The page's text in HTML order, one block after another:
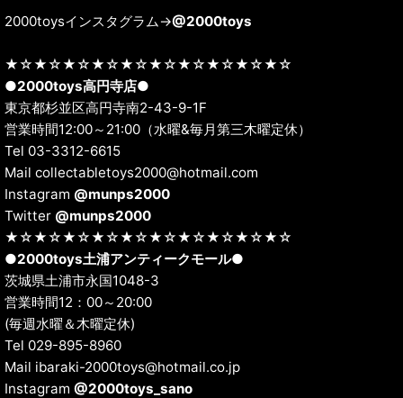
2000toysインスタグラム→@2000toys
★☆★☆★☆★☆★☆★☆★☆★☆★☆★☆
●2000toys高円寺店●
東京都杉並区高円寺南2-43-9-1F
営業時間12:00～21:00（水曜&毎月第三木曜定休）
Tel 03-3312-6615
Mail collectabletoys2000@hotmail.com
Instagram @munps2000
Twitter @munps2000
★☆★☆★☆★☆★☆★☆★☆★☆★☆★☆
●2000toys土浦アンティークモール●
茨城県土浦市永国1048-3
営業時間12：00～20:00
(毎週水曜＆木曜定休)
Tel 029-895-8960
Mail ibaraki-2000toys@hotmail.co.jp
Instagram @2000toys_sano